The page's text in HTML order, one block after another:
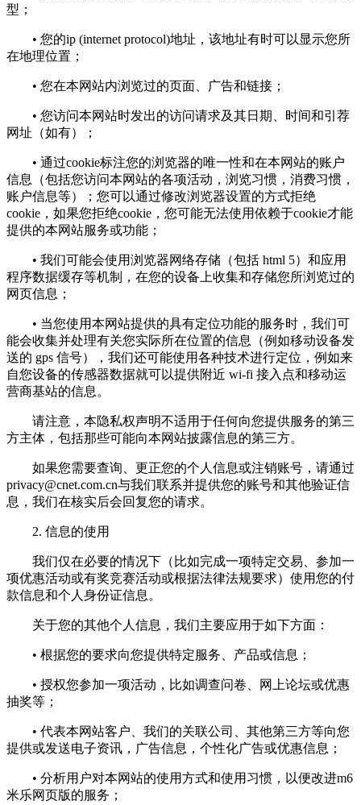
型；
• 您的ip (internet protocol)地址，该地址有时可以显示您所
在地理位置；
• 您在本网站内浏览过的页面、广告和链接；
• 您访问本网站时发出的访问请求及其日期、时间和引荐
网址（如有）；
• 通过cookie标注您的浏览器的唯一性和在本网站的账户
信息（包括您访问本网站的各项活动，浏览习惯，消费习惯，
账户信息等）；您可以通过修改浏览器设置的方式拒绝
cookie，如果您拒绝cookie，您可能无法使用依赖于cookie才能
提供的本网站服务或功能；
• 我们可能会使用浏览器网络存储（包括 html 5）和应用
程序数据缓存等机制，在您的设备上收集和存储您所浏览过的
网页信息；
• 当您使用本网站提供的具有定位功能的服务时，我们可
能会收集并处理有关您实际所在位置的信息（例如移动设备发
送的 gps 信号），我们还可能使用各种技术进行定位，例如来
自您设备的传感器数据就可以提供附近 wi-fi 接入点和移动运
营商基站的信息。
请注意，本隐私权声明不适用于任何向您提供服务的第三
方主体，包括那些可能向本网站披露信息的第三方。
如果您需要查询、更正您的个人信息或注销账号，请通过
privacy@cnet.com.cn与我们联系并提供您的账号和其他验证信
息，我们在核实后会回复您的请求。
2. 信息的使用
我们仅在必要的情况下（比如完成一项特定交易、参加一
项优惠活动或有奖竞赛活动或根据法律法规要求）使用您的付
款信息和个人身份证信息。
关于您的其他个人信息，我们主要应用于如下方面：
• 根据您的要求向您提供特定服务、产品或信息；
• 授权您参加一项活动，比如调查问卷、网上论坛或优惠
抽奖等；
• 代表本网站客户、我们的关联公司、其他第三方等向您
提供或发送电子资讯，广告信息，个性化广告或优惠信息；
• 分析用户对本网站的使用方式和使用习惯，以便改进m6
米乐网页版的服务；